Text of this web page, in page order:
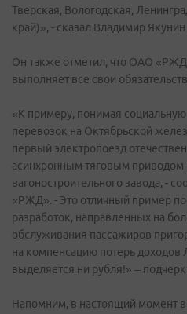
Тверская, Вологодская,
край)», - сказал Владимир
Он также отметил, что ОАО
выполняет все свои
«К примеру, понимая
перевозок на Октябрьской
первый электропоезд
асинхронным тяговым приводом
вагоностроительного завода, -
«РЖД». - Это отличный пример
разработок, направленных на
обслуживания пассажиров
на компенсацию потерь доходов
выделяется ни рубля!» –
Напомним, в настоящий момент